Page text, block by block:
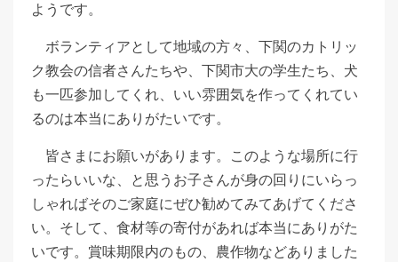
ようです。
ボランティアとして地域の方々、下関のカトリッ
ク教会の信者さんたちや、下関市大の学生たち、犬
も一匹参加してくれ、いい雰囲気を作ってくれてい
るのは本当にありがたいです。
皆さまにお願いがあります。このような場所に行
ったらいいな、と思うお子さんが身の回りにいらっ
しゃればそのご家庭にぜひ勧めてみてあげてくださ
い。そして、食材等の寄付があれば本当にありがた
いです。賞味期限内のもの、農作物などありました